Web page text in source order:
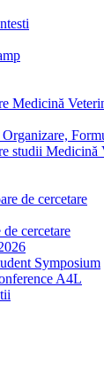
Medicină
studii Medicină
de cercetare
de cercetare
Symposium
A4L